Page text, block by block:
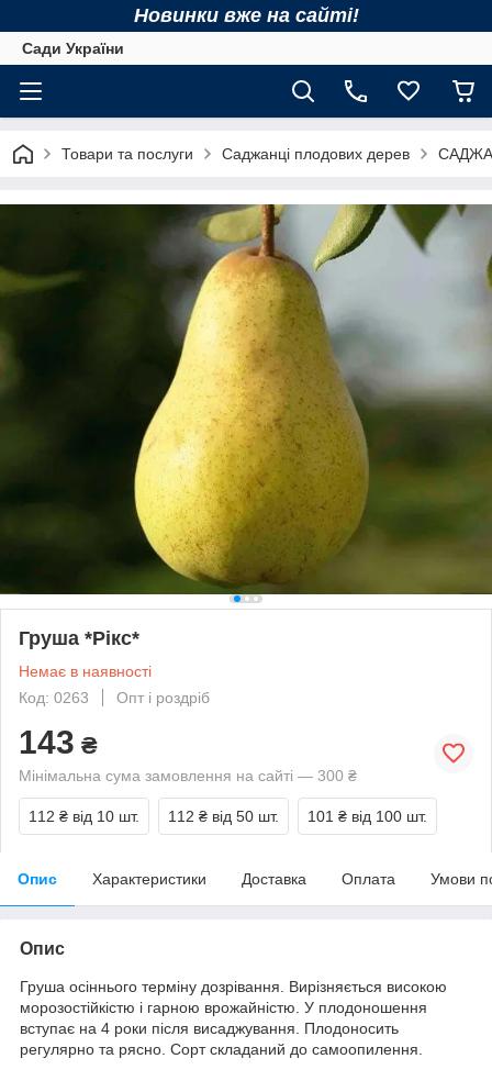
Новинки вже на сайті!
Сади України
Товари та послуги Саджанці плодових дерев
Груша *Рікс*
Немає в наявності
Код: 0263
Опт і роздріб
143 ₴
Мінімальна сума замовлення на сайті — 300 ₴
112 ₴ від 10 шт. 112 ₴ від 50 шт. 101 ₴ від 100 шт.
Опис Характеристики Доставка Оплата Умови
Опис
Груша осіннього терміну дозрівання. Вирізняється високою
морозостійкістю і гарною врожайністю. У плодоношення
вступає на 4 роки після висаджування. Плодоносить
регулярно та рясно. Сорт складаний до самоопилення.